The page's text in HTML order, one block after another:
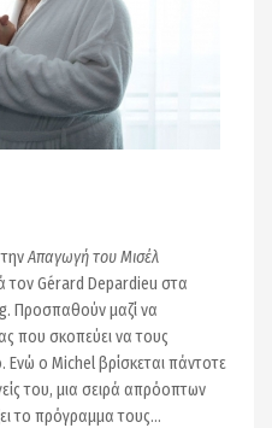
τηνΑπαγωγή του Μισέλ
τον Gérard Depardieu στα
Προσπαθούν μαζί να
που σκοπεύει να τους
Ενώ ο Michel βρίσκεται πάντοτε
του, μια σειρά απρόοπτων
το πρόγραμμα τους…